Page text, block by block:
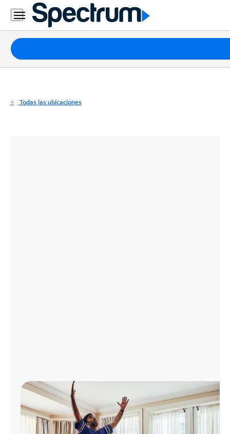
Residencial
Business
Paquetes
Internet
Todas las ubicaciones